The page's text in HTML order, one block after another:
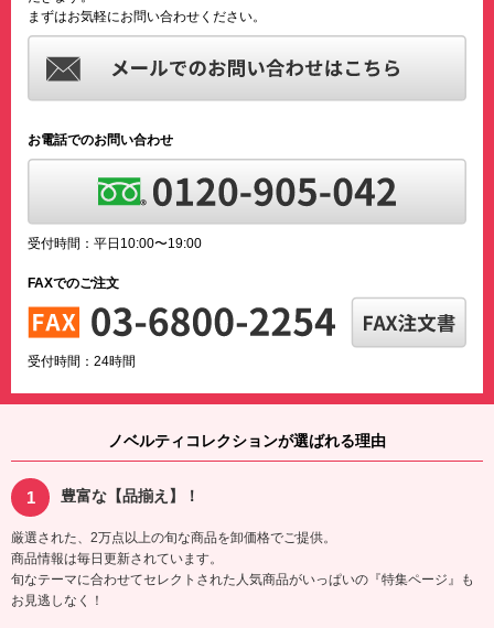
まずはお気軽にお問い合わせください。
お電話でのお問い合わせ
受付時間：平日10:00〜19:00
FAXでのご注文
受付時間：24時間
ノベルティコレクションが選ばれる理由
豊富な【品揃え】！
厳選された、2万点以上の旬な商品を卸価格でご提供。
商品情報は毎日更新されています。
旬なテーマに合わせてセレクトされた人気商品がいっぱいの『特集ページ』も
お見逃しなく！